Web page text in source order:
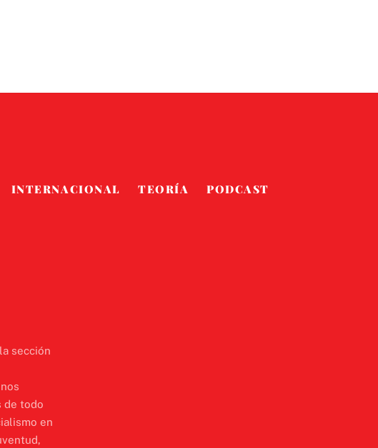
INTERNACIONAL TEORÍA
PODCAST
sección
de todo
en